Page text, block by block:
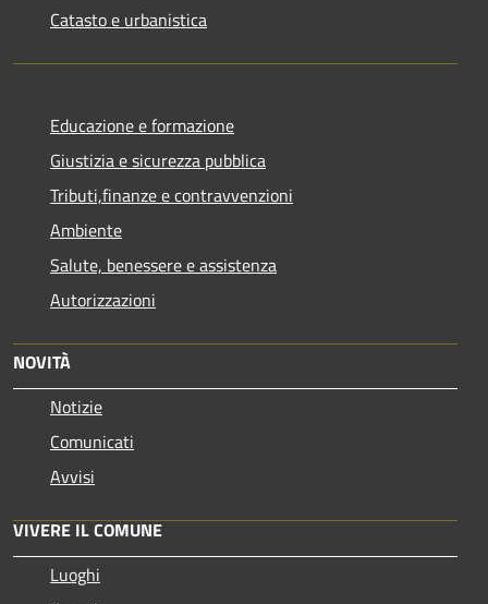
Catasto e urbanistica
Educazione e formazione
Giustizia e sicurezza pubblica
Tributi,finanze e contravvenzioni
Ambiente
Salute, benessere e assistenza
Autorizzazioni
NOVITÀ
Notizie
Comunicati
Avvisi
VIVERE IL COMUNE
Luoghi